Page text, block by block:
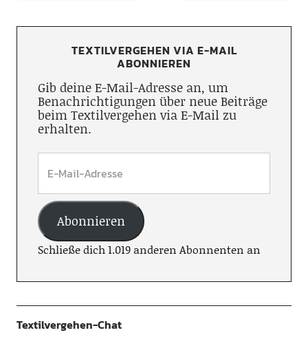
TEXTILVERGEHEN VIA E-MAIL
ABONNIEREN
Gib deine E-Mail-Adresse an, um
Benachrichtigungen über neue Beiträge
beim Textilvergehen via E-Mail zu
erhalten.
Abonnieren
Schließe dich 1.019 anderen Abonnenten an
Textilvergehen-Chat